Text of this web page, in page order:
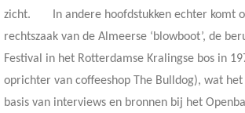
zicht. In andere hoofdstukken echter komt
rechtszaak van de Almeerse ‘blowboot’, de
Festival in het Rotterdamse Kralingse bos in
oprichter van coffeeshop The Bulldog), wat
basis van interviews en bronnen bij het